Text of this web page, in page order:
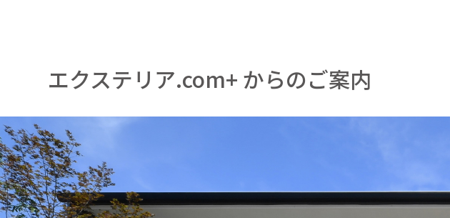
エクステリア.com+ からのご案内